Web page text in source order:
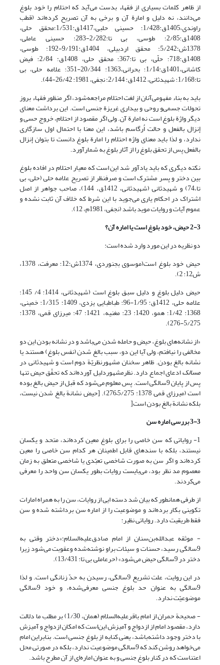
از ظاهر کلمات بسیاری از فقهاء بدست می‌آید که احتلام را خود بلوغ
می‌دانند، نه دلیل و امارة آن و برخی به آن تصریح کرده‌اند (قطب
راوندی،1405ق:1/428؛ حسینی حلبی،1417ق:1/531؛محقق حلی،
1408ق:2/85؛ طوسی، بی تا:2/282-283؛ حسینی عاملی،
1378ش:5/242؛ محقق اردبیلی، 1404ق:9/191-192؛ طوسی،
1408ق:718؛ حلّی، بی تا:367؛ محقق حلی، 1408ق: 2/84؛ فیض
کاشانی،1401ق:1/14؛ بحرانی،1363: 20/344-351؛ علامه حلی، بی
تا:1/168؛ شهیدثانی، 1412ق: 2/144؛ نجفی، 1981: 26/42-44).
باید به بناء مفهومی‌آنان از لغت احتلام مراجعه‌شود، اگر منظور فقهاء بروز
تحولات جسمی‌و روحی و بیداری غریزة جنسی است. این برداشت معنای
دیگر واژة بلوغ است نه امارة آن. ولی اگر مقصود از احتلام، خروج حسی و
إنزال بالفعل و حالت اُرگاسم باشد، این معنا با ‌احتمال اول‌ سازگاری
ندارد، و لذا باید معنای واژه احتلام را امارة بلوغ دانست تا بتوان إنزال
بالفعل پس از تحقق بلوغ را از آثار بلوغ به شمار‌آورد.
نکته دیگری که باید یادآور شد این است که معیار احتلام در افاده بلوغ
بین دختر و پسر مشترک است و صرفنظر از تصریح علامه حلی (حلی، بی
تا،74) و شهیدثانی (شهیدثانی، 1412ق، 144)، صاحب جواهر از اصل
اشتراک در احکام یاری می‌‌جوید با این شرط که خلاف آن ثابت نشده و
عموم آیات و روایات موید باشد (نجفی، 1981م، 12).
2-3 حیض‌، خود بلوغ است یا اماره آن؟
دو نظریه در این مورد وارد شده است:
حیض خود بلوغ است(موسوی بجنوردی، 1374ش:12؛ معرفت، 1378،
ش12: 2).
حیض دلیل بلوغ و دلیل سبق بلوغ است (شهیدثانی، 1414: 4/ 145؛
علامه حلی، 1412ق: 1/95-96؛ طباطبایی یزدی، 1409: 1/315؛ خمینی،
1368: 1/42؛ همو، 1420: 23؛ مغنیه، 1421: 47؛ میرزای قمی، 1378:
5/275-276).
«از نشانه‌های بلوغ، حیض و حامله شدن می‌باشد و در نشانه بودن این دو
مخالفی را نیافتم، ولی آیا این دو، سبب بالغ شدن (نفس بلوغ) هستند یا
نشانه بالغ بودن. ظاهر سخنان مشهورنظریّة دوم است و شهیدثانی در
مسالکادعای اجماع دارد. نظرمشهوردلیل آورده‌اند که تحقّق حیض تنها
پس از پایان 9سالگی است. پس معلوم می‌شود که قبل از حیض بالغ بوده
است (میرزای قمی, 1378: 5/275–276). [حیض نشانة بالغ شدن نیست،
بلکه نشانة بالغ بودن است[
3-3بررسی اماره سن
1- روایاتی که سن خاصی را برای بلوغ معین کرده‌اند، متحد و یکسان
نیستند، بلکه با سندهای قابل اطمینان هر کدام سن خاصی را معین
کرده‌اند و اگر سن به صورت شاخصی تعبّدی یا شاخصی متعلق به زمان
معصوم مد نظر بود، می‌بایست روایات بطور یکسان سن واحد را معرفی
می‌کردند.
از طرفی همانطور که بیان شد دسته ایی از روایات، سن را به همراه امارات
تکوینی بکار برده‌اند و موضوعیت را از اماره سن برداشته شده و سن
فقط طریقیت دارد. روایاتی نظیر:
- موثقه عبدالله‌بن‌سنان از امام صادق‌علیه‌السلام:«دختر وقتی به
9سالگی رسید، حسنات و سیئات براو نوشته‌شده وعقوبت می‌شود زیرا
دختر در 9سالگی حیض می‌شود» (حرعاملی, بی تا: 13/431).
در این روایت، علت تشریع 9سالگی، رسیدن به حدّ زنانگی است. و لذا
9سالگی به عنوان حد بلوغ جنسی معرفی‌شده، و خود 9سالگی
موضوعیّت ندارد.
- صحیحة حمران از امام باقرعلیه‌السلام (همان، 1/30) بر مطلب ما دلالت
دارد، مقصود امام از ازدواج و آمیزش این‌است‌ که امکان ازدواج و آمیزش
با دختر وجود داشته‌باشد، یعنی کنایه از بلوغ جنسی است. بنابراین امام
می‌خواهد روشن کند که 9سالگی موضوعیت ندارد، بلکه در صورتی محل
اعتناست که در کنار بلوغ جنسی و به عنوان اماره‌ای از آن مطرح باشد.